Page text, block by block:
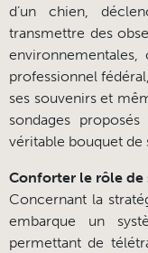
d’un chien,
transmettre des
professionnel
ses souvenirs et
sondages
véritable bouquet de
Conforter le rôle de
Concernant la
embarque un
permettant de